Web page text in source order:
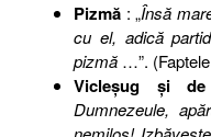
Pizmă : „Însă
cu el, adică
pizmă …”.
Vicleşug şi de
Dumnezeule,